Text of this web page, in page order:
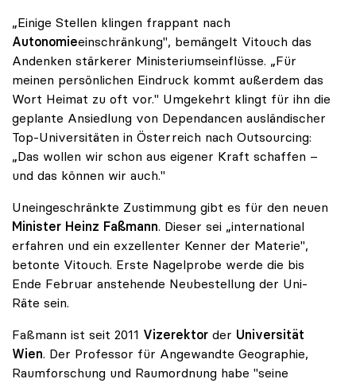
„Einige Stellen klingen frappant nach
Autonomieeinschränkung", bemängelt Vitouch das
Andenken stärkerer Ministeriumseinflüsse. „Für
meinen persönlichen Eindruck kommt außerdem das
Wort Heimat zu oft vor." Umgekehrt klingt für ihn die
geplante Ansiedlung von Dependancen ausländischer
Top-Universitäten in Österreich nach Outsourcing:
„Das wollen wir schon aus eigener Kraft schaffen –
und das können wir auch."
Uneingeschränkte Zustimmung gibt es für den neuen
Minister Heinz Faßmann. Dieser sei „international
erfahren und ein exzellenter Kenner der Materie",
betonte Vitouch. Erste Nagelprobe werde die bis
Ende Februar anstehende Neubestellung der Uni-
Räte sein.
Faßmann ist seit 2011 Vizerektor der Universität
Wien. Der Professor für Angewandte Geographie,
Raumforschung und Raumordnung habe "seine